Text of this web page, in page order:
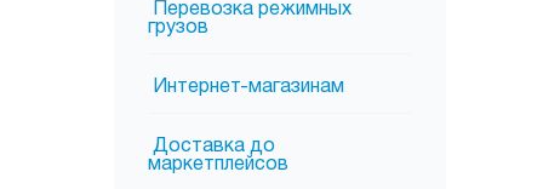
Перевозка режимных
грузов
Интернет-магазинам
Доставка до
маркетплейсов